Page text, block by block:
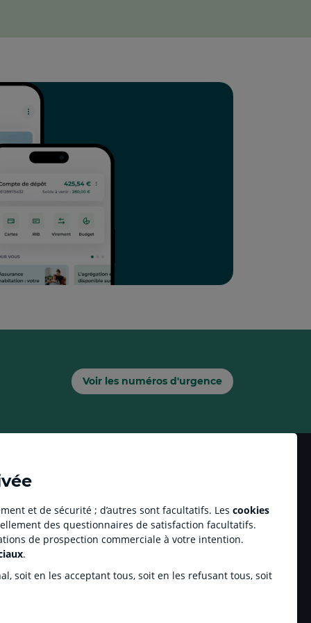
et de sécurité ; d’autres sont facultatifs. Les cookies
des questionnaires de satisfaction facultatifs.
de prospection commerciale à votre intention.
.
soit en les acceptant tous, soit en les refusant tous, soit
Voir les numéros d'urgence
Youzful
by CA
Accessibilité numérique du site
Accessible aux sourds ou malentendants